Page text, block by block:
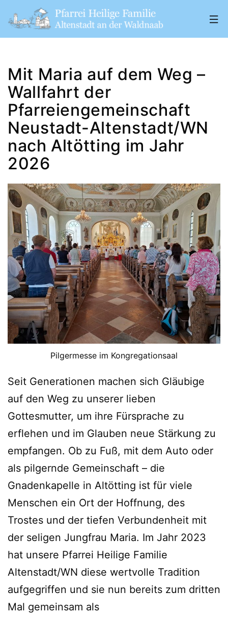
Inhalt
Familie"
Altenstadt
a.
d.
W.
Mit Maria auf dem Weg –
Wallfahrt der
Pfarreiengemeinschaft
Neustadt-Altenstadt/WN
nach Altötting im Jahr
2026
Pilgermesse im Kongregationsaal
Seit Generationen machen sich Gläubige
auf den Weg zu unserer lieben
Gottesmutter, um ihre Fürsprache zu
erflehen und im Glauben neue Stärkung zu
empfangen. Ob zu Fuß, mit dem Auto oder
als pilgernde Gemeinschaft – die
Gnadenkapelle in Altötting ist für viele
Menschen ein Ort der Hoffnung, des
Trostes und der tiefen Verbundenheit mit
der seligen Jungfrau Maria. Im Jahr 2023
hat unsere Pfarrei Heilige Familie
Altenstadt/WN diese wertvolle Tradition
aufgegriffen und sie nun bereits zum dritten
Mal gemeinsam als